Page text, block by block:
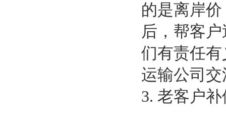
的是离岸
后，帮客
们有责任
运输公司
3. 老客户